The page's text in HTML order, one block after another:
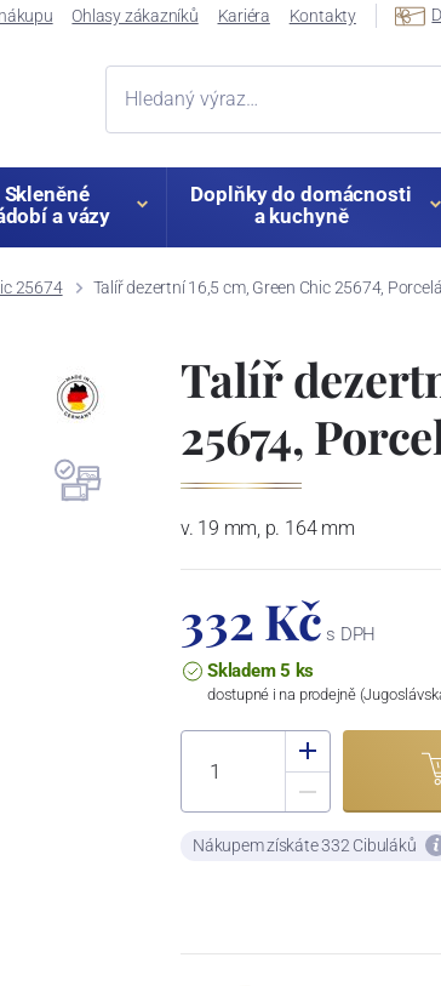
Ohlasy zákazníků Kariéra Kontakty
Skleněné
a vázy
Doplňky do domácnosti
a kuchyně
25674 Talíř dezertní 16,5 cm, Green Chic 25674,
Talíř
25674,
v. 19 mm, p. 164 mm
332 Kč s DPH
Skladem 5 ks
dostupné i na prodejně
Nákupem získáte 332 Cibuláků